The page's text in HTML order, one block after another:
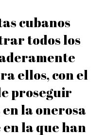
cubanos
todos los
ellos, con el
proseguir
la onerosa
la que han